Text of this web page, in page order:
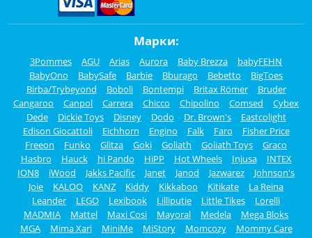
Марки:
3Pommes AGU Arias Aurora Baby Brezza
babyFEHN
BabyOno
BabySafe Barbie Bburago Bebetto
BigToes
Birba/Trybeyond
Boboli Bontempi Britax Römer
Bruder
Cangaroo
Canpol Carrera Chicco Chipolino Comsed
Cybex
Dede
Dickie Toys Disney Dodo Dr. Brown's
Eastcolight
Edison Giocattoli
Eichhorn Engino Falk Faro
Fisher Price
Freeon
Funko Glitza Goki Goliath Goliath Toys
Graco
Hasbro
Hauck hi Pando HiPP Hot Wheels Injusa
INTEX
ION8
iWood Jakks Pacific Janet Janod Jazwarez
Johnson's
Joie
KALOO KANZ Kiddy Kikkaboo Kitikate
La Reina
Leander
LEGO Lexibook Lilliputie Little Tikes
Lorelli
MADMIA
Mattel Maxi Cosi Mayoral Medela
Mega Bloks
MGA
Mima Xari MiniMe MiStory Momcozy
Mommy Care